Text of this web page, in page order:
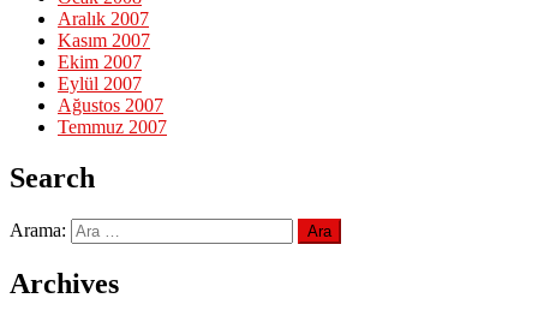
Aralık 2007
Kasım 2007
Ekim 2007
Eylül 2007
Ağustos 2007
Temmuz 2007
Search
Arama:
Archives